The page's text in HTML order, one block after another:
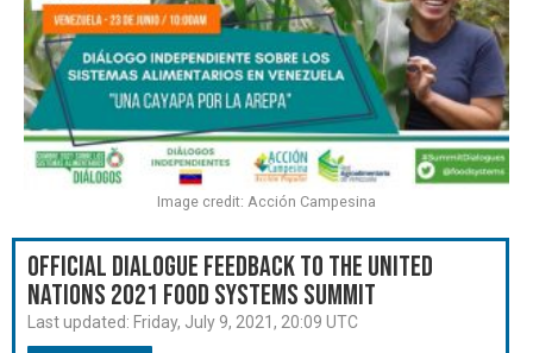
Official Dialogue Feedback to the United
Nations 2021 Food Systems Summit
Last updated: Friday, July 9, 2021, 20:09 UTC
Image credit: Acción Campesina